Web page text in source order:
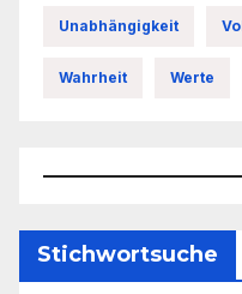
Unabhängigkeit
Wahrheit Werte
Stichwortsuche